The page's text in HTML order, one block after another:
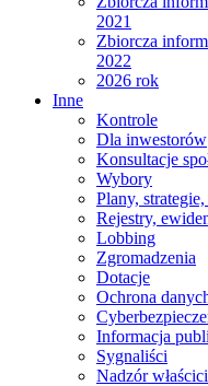
2021
Zbiorcza
2022
2026 rok
Inne
Kontrole
Dla inwestorów
Konsultacje
Wybory
Plany,
Rejestry,
Lobbing
Zgromadzenia
Dotacje
Ochrona
Informacja
Sygnaliści
Nadzór